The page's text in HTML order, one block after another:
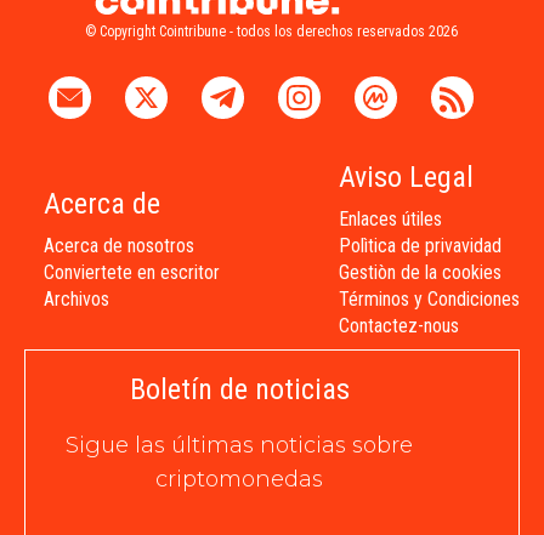
© Copyright Cointribune - todos los derechos reservados 2026
Acerca de
Acerca de nosotros
Conviertete en escritor
Archivos
Aviso Legal
Enlaces útiles
Polìtica de privavidad
Gestiòn de la cookies
Términos y Condiciones
Contactez-nous
Boletín de noticias
Sigue las últimas noticias sobre
criptomonedas